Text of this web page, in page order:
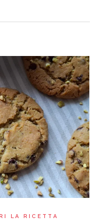
LA RICETTA